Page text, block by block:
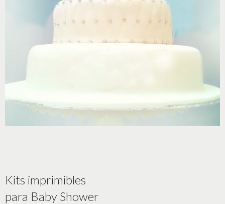
Kits imprimibles
para Baby Shower